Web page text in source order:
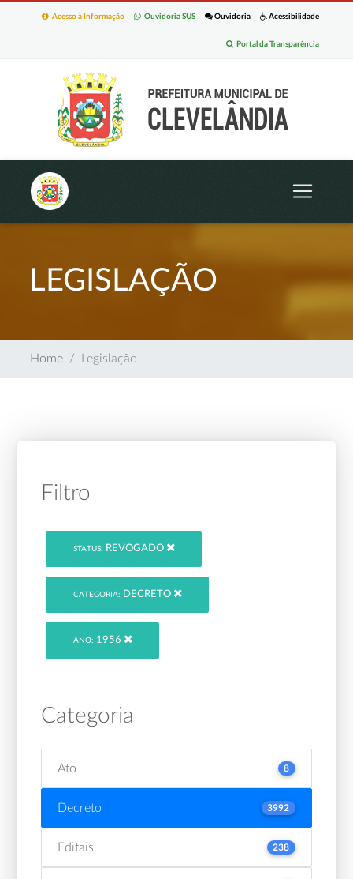
Acessibilidade
Ouvidoria
Ouvidoria SUS
Acesso à Informação
Portal da Transparência
LEGISLAÇÃO
Home Legislação
Filtro
STATUS: REVOGADO
CATEGORIA: DECRETO
ANO: 1956
Categoria
Ato 8
Decreto 3992
Editais 238